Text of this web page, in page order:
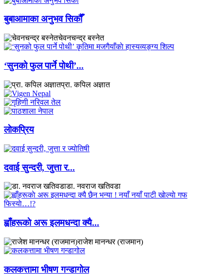
बुबाआमाका अनुभव सिकौँ
चेवनचन्द्र बस्नेत
‘सुनको फुल पार्ने पोथी’...
प्रा. कपिल अज्ञात
लाेकप्रिय
दवाई सुन्दरी, जुत्ता र...
डा. नवराज खतिवडा
ह्वाँहरूकाे अरू इलमधन्दा क्यै...
राजेश मानन्धर (राजमान)
कलकत्तामा भीषण गन्डागोल